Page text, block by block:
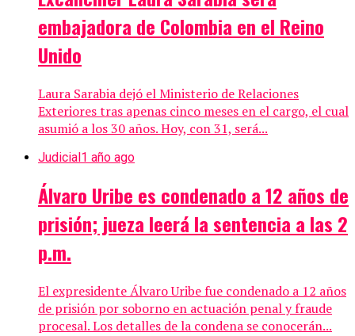
embajadora de Colombia en el Reino
Unido
Laura Sarabia dejó el Ministerio de Relaciones
Exteriores tras apenas cinco meses en el cargo, el cual
asumió a los 30 años. Hoy, con 31, será...
Judicial 1 año ago
Álvaro Uribe es condenado a 12 años de
prisión; jueza leerá la sentencia a las 2
p.m.
El expresidente Álvaro Uribe fue condenado a 12 años
de prisión por soborno en actuación penal y fraude
procesal. Los detalles de la condena se conocerán...